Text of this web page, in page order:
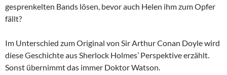
gesprenkelten Bands lösen, bevor auch Helen ihm zum Opfer
fällt?
Im Unterschied zum Original von Sir Arthur Conan Doyle wird
diese Geschichte aus Sherlock Holmes’ Perspektive erzählt.
Sonst übernimmt das immer Doktor Watson.